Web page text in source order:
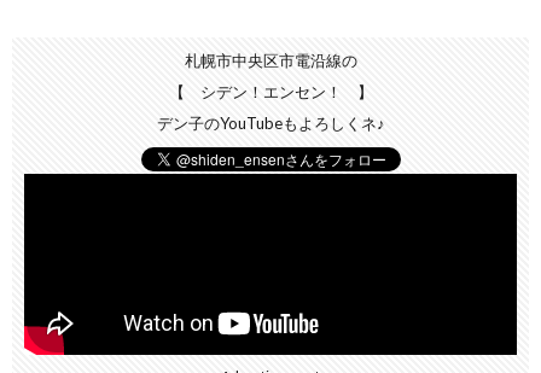
札幌市中央区市電沿線の
【 シデン！エンセン！ 】
デン子のYouTubeもよろしくネ♪